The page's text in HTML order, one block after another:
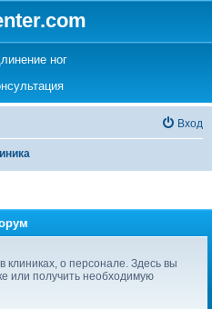
a new tab)
ног(Opens a new tab)
a new tab)(Opens a new tab)
Вход
клиниках, о персонале. Здесь вы
или получить необходимую